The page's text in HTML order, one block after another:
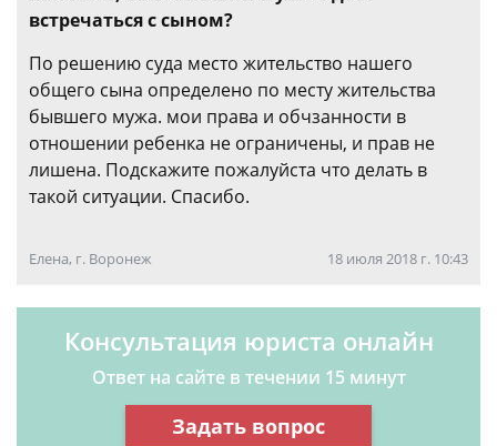
встречаться с сыном?
По решению суда место жительство нашего
общего сына определено по месту жительства
бывшего мужа. мои права и обчзанности в
отношении ребенка не ограничены, и прав не
лишена. Подскажите пожалуйста что делать в
такой ситуации. Спасибо.
Елена, г. Воронеж 18 июля 2018 г. 10:43
Консультация юриста онлайн
Ответ на сайте в течении 15 минут
Задать вопрос